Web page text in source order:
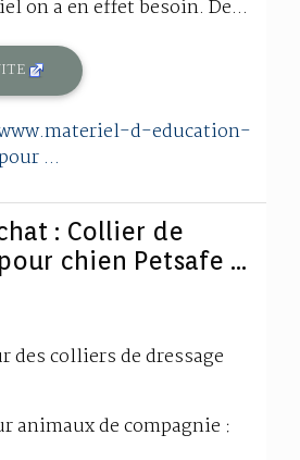
on a en effet besoin. De...
d-education-
...
: Collier de
chien Petsafe ...
des colliers de dressage
animaux de compagnie :